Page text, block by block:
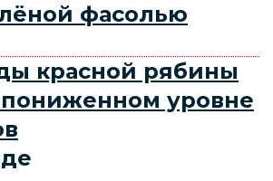
фасолью
красной рябины
уровне